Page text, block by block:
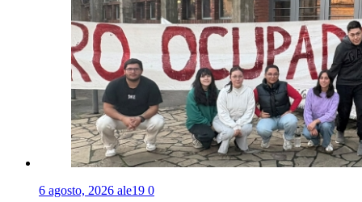
6 agosto, 2026 ale19 0